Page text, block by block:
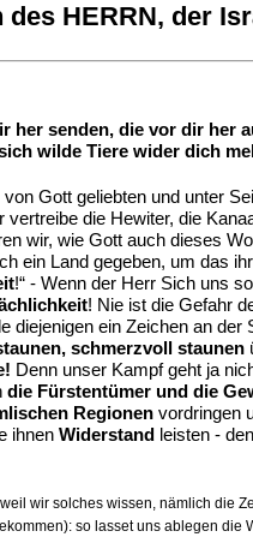
des HERRN, der
her senden, die vor dir her
wilde Tiere wider dich
Gott geliebten und unter
die Hewiter, die
wir, wie Gott auch dieses
ein Land gegeben, um das
!“ - Wenn der Herr Sich uns
! Nie ist die Gefahr
diejenigen ein Zeichen an
schmerzvoll staunen
Denn unser Kampf geht ja
die Fürstentümer und die
Regionen vordringen
ihnen Widerstand leisten -
wir solches wissen, nämlich die
so lasset uns ablegen die